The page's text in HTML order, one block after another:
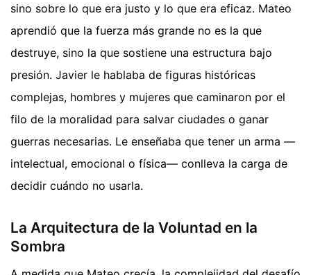
sino sobre lo que era justo y lo que era eficaz. Mateo
aprendió que la fuerza más grande no es la que
destruye, sino la que sostiene una estructura bajo
presión. Javier le hablaba de figuras históricas
complejas, hombres y mujeres que caminaron por el
filo de la moralidad para salvar ciudades o ganar
guerras necesarias. Le enseñaba que tener un arma —
intelectual, emocional o física— conlleva la carga de
decidir cuándo no usarla.
La Arquitectura de la Voluntad en la
Sombra